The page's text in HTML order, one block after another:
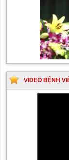
VIDEO BỆNH